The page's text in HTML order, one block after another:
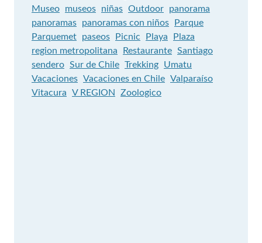
Museo
museos niñas Outdoor
panorama
panoramas
panoramas con niños
Parque
Parquemet
paseos Picnic Playa
Plaza
region metropolitana
Restaurante Santiago
sendero Sur de Chile Trekking
Umatu
Vacaciones Vacaciones en Chile Valparaíso
Vitacura
V REGION Zoologico